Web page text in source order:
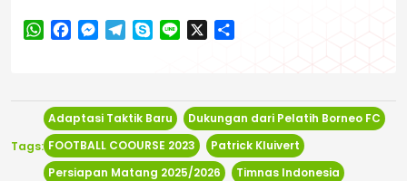
WhatsApp
Facebook
Messenger
Telegram
SkypeLine
Tags:
Adaptasi Taktik Baru
Dukungan dari Pelatih Borneo FC
FOOTBALL COOURSE 2023
Patrick Kluivert
Persiapan Matang 2025/2026
Timnas Indonesia